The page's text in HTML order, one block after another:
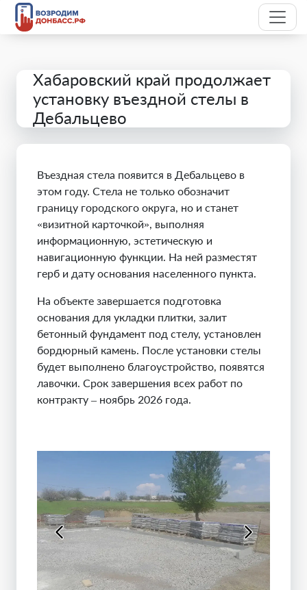
Хабаровский край продолжает
установку въездной стелы в
Дебальцево
Въездная стела появится в Дебальцево в
этом году. Стела не только обозначит
границу городского округа, но и станет
«визитной карточкой», выполняя
информационную, эстетическую и
навигационную функции. На ней разместят
герб и дату основания населенного пункта.
На объекте завершается подготовка
основания для укладки плитки, залит
бетонный фундамент под стелу, установлен
бордюрный камень. После установки стелы
будет выполнено благоустройство, появятся
лавочки. Срок завершения всех работ по
контракту – ноябрь 2026 года.